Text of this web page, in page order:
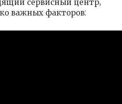
сервисный центр‚
важных факторов⁚